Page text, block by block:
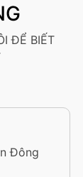
ĐỂ BIẾT
Đông